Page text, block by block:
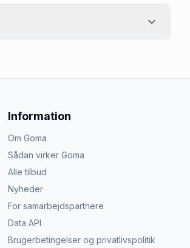
Information
Om Goma
Sådan virker Goma
Alle tilbud
Nyheder
For samarbejdspartnere
Data API
Brugerbetingelser og privatlivspolitik